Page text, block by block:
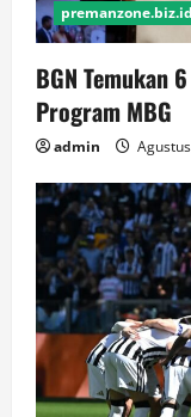
premanzone.biz.id
BGN Temukan
Program MBG
admin